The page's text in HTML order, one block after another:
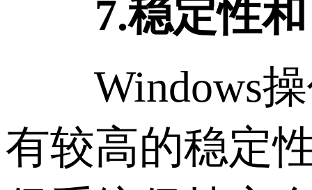
7.稳定性和
Windows操
有较高的稳定